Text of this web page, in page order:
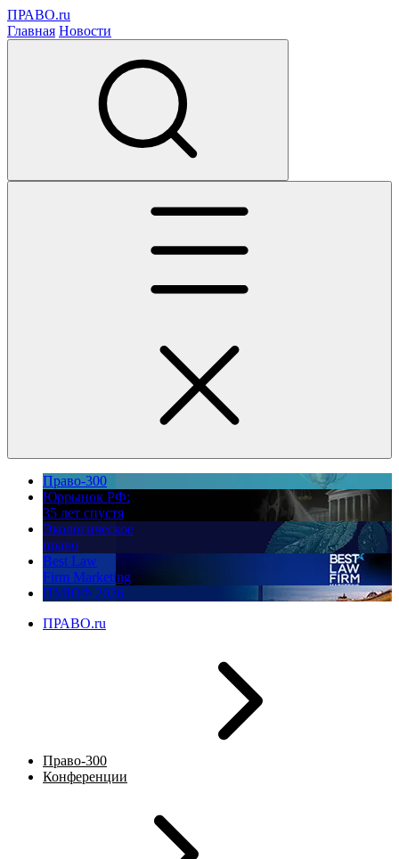
ПРАВО.ru
Главная Новости
Право-300
Юррынок РФ:
35 лет спустя
Экологическое
право
Best Law
Firm Marketing
ПМЮФ 2026
ПРАВО.ru
Право-300
Конференции